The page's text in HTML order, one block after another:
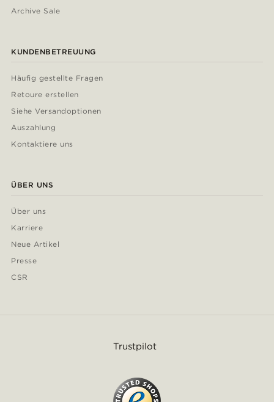
Archive Sale
KUNDENBETREUUNG
Häufig gestellte Fragen
Retoure erstellen
Siehe Versandoptionen
Auszahlung
Kontaktiere uns
ÜBER UNS
Über uns
Karriere
Neue Artikel
Presse
CSR
Trustpilot